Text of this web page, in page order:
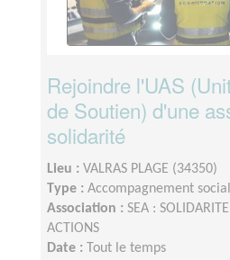
Rejoindre l'UAS
de Soutien) d'une
solidarité
Lieu : VALRAS PLAGE (34350)
Type : Accompagnement
Association : SEA :
ACTIONS
Date :
Tout le temps